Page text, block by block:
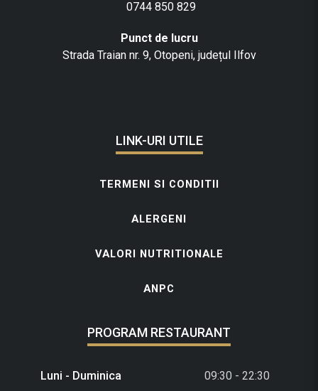
0744 850 829
Punct de lucru
Strada Traian nr. 9, Otopeni, județul Ilfov
LINK-URI UTILE
TERMENI SI CONDITII
ALERGENI
VALORI NUTRITIONALE
ANPC
PROGRAM RESTAURANT
Luni - Duminica 09:30 - 22:30